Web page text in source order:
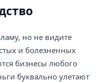
но не видите
и болезненных
бизнесы любого
буквально улетают